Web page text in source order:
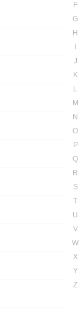
F
G
H
J
K
L
M
N
O
P
Q
R
S
T
U
V
W
X
Y
Z